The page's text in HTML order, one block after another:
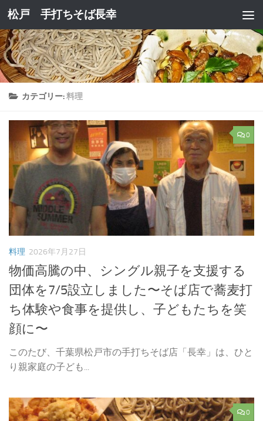
コンテンツへスキップ
松戸 手打ちそば長幸
カテゴリー:料理
0
料理 2026年7月27日
物価高騰の中、シングル親子を支援する
団体を7/5設立しました〜そば店で蕎麦打
ち体験や食事を提供し、子どもたちを笑
顔に〜
このたび、千葉県松戸市の手打ちそば店「長幸」は、ひと
り親家庭の子ども...
0